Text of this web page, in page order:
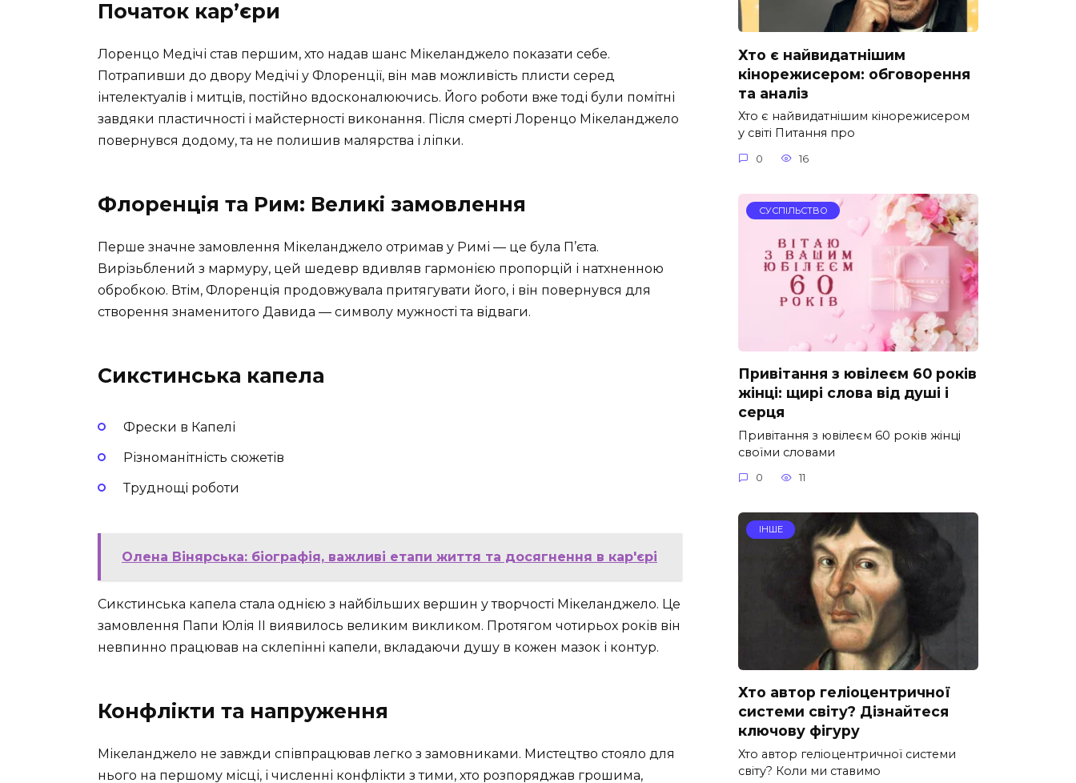
Початок кар’єри
Лоренцо Медічі став першим, хто надав шанс Мікеланджело показати себе.
Потрапивши до двору Медічі у Флоренції, він мав можливість плисти серед
інтелектуалів і митців, постійно вдосконалюючись. Його роботи вже тоді були помітні
завдяки пластичності і майстерності виконання. Після смерті Лоренцо Мікеланджело
повернувся додому, та не полишив малярства і ліпки.
Флоренція та Рим: Великі замовлення
Перше значне замовлення Мікеланджело отримав у Римі — це була П’єта.
Вирізьблений з мармуру, цей шедевр вдивляв гармонією пропорцій і натхненною
обробкою. Втім, Флоренція продовжувала притягувати його, і він повернувся для
створення знаменитого Давида — символу мужності та відваги.
Сикстинська капела
Фрески в Капелі
Різноманітність сюжетів
Труднощі роботи
Олена Вінярська: біографія, важливі етапи життя та досягнення в кар'єрі
Сикстинська капела стала однією з найбільших вершин у творчості Мікеланджело. Це
замовлення Папи Юлія II виявилось великим викликом. Протягом чотирьох років він
невпинно працював на склепінні капели, вкладаючи душу в кожен мазок і контур.
Конфлікти та напруження
Мікеланджело не завжди співпрацював легко з замовниками. Мистецтво стояло для
нього на першому місці, і численні конфлікти з тими, хто розпоряджав грошима,
Хто є найвидатнішим
кінорежисером: обговорення
та аналіз
Хто є найвидатнішим кінорежисером
у світі Питання про
0 16
СУСПІЛЬСТВО
Привітання з ювілеєм 60 років
жінці: щирі слова від душі і
серця
Привітання з ювілеєм 60 років жінці
своїми словами
0 11
ІНШЕ
Хто автор геліоцентричної
системи світу? Дізнайтеся
ключову фігуру
Хто автор геліоцентричної системи
світу? Коли ми ставимо